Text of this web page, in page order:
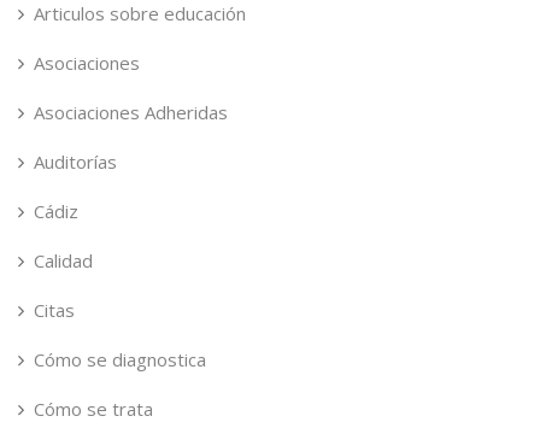
Articulos sobre educación
Asociaciones
Asociaciones Adheridas
Auditorías
Cádiz
Calidad
Citas
Cómo se diagnostica
Cómo se trata